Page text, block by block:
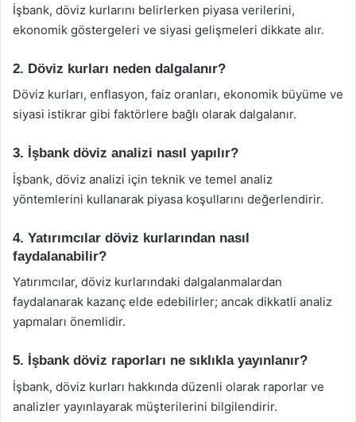
İşbank, döviz kurlarını belirlerken piyasa verilerini,
ekonomik göstergeleri ve siyasi gelişmeleri dikkate alır.
2. Döviz kurları neden dalgalanır?
Döviz kurları, enflasyon, faiz oranları, ekonomik büyüme ve
siyasi istikrar gibi faktörlere bağlı olarak dalgalanır.
3. İşbank döviz analizi nasıl yapılır?
İşbank, döviz analizi için teknik ve temel analiz
yöntemlerini kullanarak piyasa koşullarını değerlendirir.
4. Yatırımcılar döviz kurlarından nasıl
faydalanabilir?
Yatırımcılar, döviz kurlarındaki dalgalanmalardan
faydalanarak kazanç elde edebilirler; ancak dikkatli analiz
yapmaları önemlidir.
5. İşbank döviz raporları ne sıklıkla yayınlanır?
İşbank, döviz kurları hakkında düzenli olarak raporlar ve
analizler yayınlayarak müşterilerini bilgilendirir.